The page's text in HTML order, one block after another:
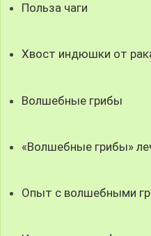
Польза чаги
Хвост индюшки от
Волшебные грибы
«Волшебные грибы»
Опыт с волшебными